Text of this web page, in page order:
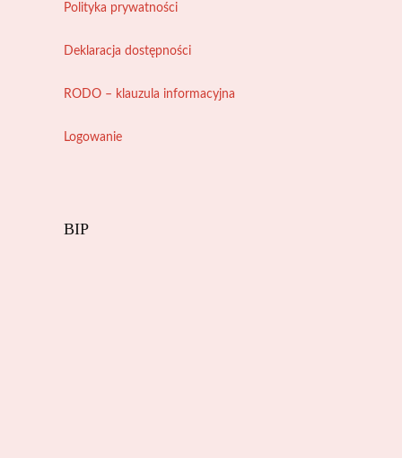
Polityka prywatności
Deklaracja dostępności
RODO – klauzula informacyjna
Logowanie
BIP